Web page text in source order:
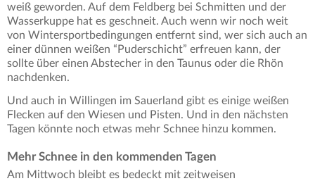
weiß geworden. Auf dem Feldberg bei Schmitten und der
Wasserkuppe hat es geschneit. Auch wenn wir noch weit
von Wintersportbedingungen entfernt sind, wer sich auch an
einer dünnen weißen “Puderschicht” erfreuen kann, der
sollte über einen Abstecher in den Taunus oder die Rhön
nachdenken.
Und auch in Willingen im Sauerland gibt es einige weißen
Flecken auf den Wiesen und Pisten. Und in den nächsten
Tagen könnte noch etwas mehr Schnee hinzu kommen.
Mehr Schnee in den kommenden Tagen
Am Mittwoch bleibt es bedeckt mit zeitweisen